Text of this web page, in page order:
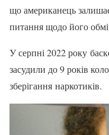
що американець
питання щодо його
У серпні 2022 року
засудили до 9 років
зберігання наркотиків.